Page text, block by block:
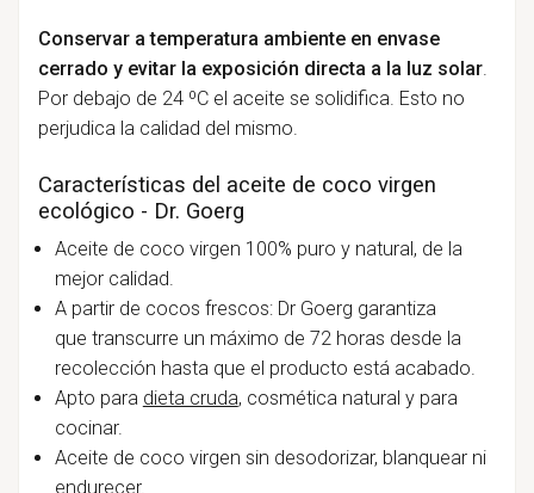
Conservar a temperatura ambiente en envase
cerrado y evitar la exposición directa a la luz solar.
Por debajo de 24 ºC el aceite se solidifica. Esto no
perjudica la calidad del mismo.
Características del aceite de coco virgen
ecológico - Dr. Goerg
Aceite de coco virgen 100% puro y natural, de la
mejor calidad.
A partir de cocos frescos: Dr Goerg garantiza
que transcurre un máximo de 72 horas desde la
recolección hasta que el producto está acabado.
Apto para dieta cruda, cosmética natural y para
cocinar.
Aceite de coco virgen sin desodorizar, blanquear ni
endurecer.